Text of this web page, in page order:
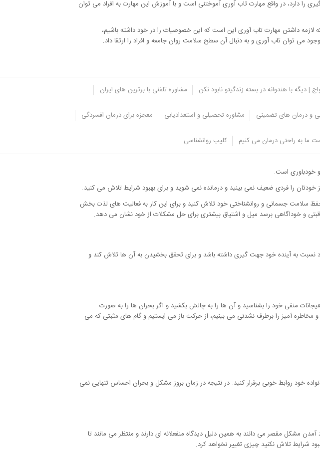
دارد، در واقع مهارت تاب آوری آموختنی است و با آموزش این مهارت به افراد می توان
لازمه داشتن مهارت تاب آوری این است که این خصوصیات را در خود داشته باشیم،
می توان تاب آوری و به دنبال آن سطح سلامت روان جامعه و افراد را ارتقا داد.
| دیگه با هندوانه در بسته زندگیتو نابود نکن مشاوره تلفنی با برترین های ایران
و درمان های تضمینی مشاوره تحصیلی و استعدادیابی معجزه برای درمان افسردگی
ما به راحتی درمان می کنیم کلیپ روانشناسی
خودباوری است.
خودتان را فردی ضعیف نمی بینید و درمانده نمی شوید و برای بهبود شرایط تلاش می کنید.
سلامت جسمانی و روانشناختی خود تلاش کنید و برای این کار به فعالیت های لذت بخش
و خوداگاهی برسد میل و اشتیاق بیشتری برای حل مشکلات از خود نشان می دهد.
به آینده خود جهت گیری داشته باشد و برای تحقق بخشیدن به آن ها تلاش کند و
هیجانات منفی خود را بشناسید و آن ها را به چالش بکشید و اگر بحران ها را به صورت
مخاطره آمیز را برطرف نشدنی می بینیم، از حرکت باز می ایستیم و گام های مثبتی که می
خود روابط خوبی برقرار کنید. در نتیجه در زمان بروز مشکل و بحران احساس تنهایی نمی
مشکل مقصر می دانند به همین دلیل دیدگاه منفعلانه ای دارند و منتظر می مانند تا
شرایط تلاش نکنید چیزی تغییر نخواهد کرد.